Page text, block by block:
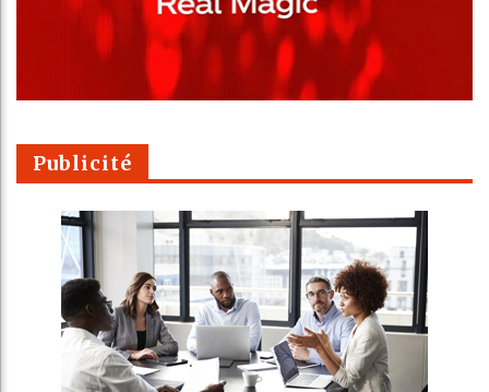
Publicité